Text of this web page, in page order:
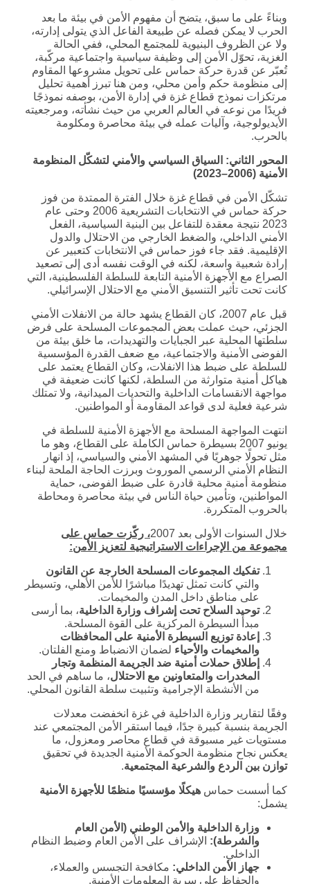
وبناءً على ما سبق، يتضح أن مفهوم الأمن في بيئة ما بعد
الحرب لا يمكن فصله عن طبيعة الفاعل الذي يتولى إدارته،
ولا عن الظروف البنيوية للمجتمع المحلي، ففي الحالة
الغزية، تحوّل الأمن إلى وظيفة سياسية واجتماعية مركّبة،
تُعبّر عن قدرة حركة حماس على تحويل مشروعها المقاوم
إلى منظومة حكم وأمن محلي، ومن هنا تبرز أهمية تحليل
مرتكزات نموذج قطاع غزة في إدارة الأمن، بوصفه نموذجًا
فريدًا من نوعه في العالم العربي من حيث نشأته، ومرجعيته
الأيديولوجية، وآليات عمله في بيئة محاصرة ومكلومة
بالحرب.
المحور الثاني: السياق السياسي والأمني لتشكّل المنظومة
الأمنية (2006–2023)
تشكّل الأمن في قطاع غزة خلال الفترة الممتدة من فوز
حركة حماس في الانتخابات التشريعية 2006 وحتى عام
2023 نتيجة معقدة للتفاعل بين البنية السياسية، الفعل
الأمني الداخلي، والضغط الخارجي من الاحتلال والدول
الإقليمية. فقد جاء فوز حماس في الانتخابات كتعبير عن
إرادة شعبية واسعة، لكنه في الوقت نفسه أدى إلى تصعيد
الصراع مع الأجهزة الأمنية التابعة للسلطة الفلسطينية، التي
كانت تحت تأثير التنسيق الأمني مع الاحتلال الإسرائيلي.
قبل عام 2007، كان القطاع يشهد حالة من الانفلات الأمني
الجزئي، حيث عملت بعض المجموعات المسلحة على فرض
سلطتها المحلية عبر الجبايات والتهديدات، ما خلق بيئة من
الفوضى الأمنية والاجتماعية، مع ضعف القدرة المؤسسية
للسلطة على ضبط هذا الانفلات، وكان القطاع يعتمد على
هياكل أمنية متوارثة من السلطة، لكنها كانت ضعيفة في
مواجهة الانقسامات الداخلية والتحديات الميدانية، ولا تمتلك
شرعية فعلية لدى قواعد المقاومة أو المواطنين.
انتهت المواجهة المسلحة مع الأجهزة الأمنية للسلطة في
يونيو 2007 بسيطرة حماس الكاملة على القطاع، وهو ما
مثل تحولًا جوهريًا في المشهد الأمني والسياسي، إذ انهار
النظام الأمني الرسمي الموروث وبرزت الحاجة الملحة لبناء
منظومة أمنية محلية قادرة على ضبط الفوضى، حماية
المواطنين، وتأمين حياة الناس في بيئة محاصرة ومحاطة
بالحروب المتكررة.
خلال السنوات الأولى بعد 2007
، ركّزت حماس على
مجموعة من الإجراءات الاستراتيجية لتعزيز الأمن:
تفكيك المجموعات المسلحة الخارجة عن القانون
والتي كانت تمثل تهديدًا مباشرًا للأمن الأهلي، وتسيطر
على مناطق داخل المدن والمخيمات.
توحيد السلاح تحت إشراف وزارة الداخلية، بما أرسى
مبدأ السيطرة المركزية على القوة المسلحة.
إعادة توزيع السيطرة الأمنية على المحافظات
والمخيمات والأحياء لضمان الانضباط ومنع الفلتان.
إطلاق حملات أمنية ضد الجريمة المنظمة وتجار
المخدرات والمتعاونين مع الاحتلال، ما ساهم في الحد
من الأنشطة الإجرامية وتثبيت سلطة القانون المحلي.
وفقًا لتقارير وزارة الداخلية في غزة انخفضت معدلات
الجريمة بنسبة كبيرة جدًا، فيما استقر الأمن المجتمعي عند
مستويات غير مسبوقة في قطاع محاصر ومعزول، ما
يعكس نجاح منظومة الحوكمة الأمنية الجديدة في تحقيق
توازن بين الردع والشرعية المجتمعية.
كما أسست حماس هيكلًا مؤسسيًا منظمًا للأجهزة الأمنية
يشمل:
وزارة الداخلية والأمن الوطني (الأمن العام
والشرطة): الإشراف على الأمن العام وضبط النظام
الداخلي.
جهاز الأمن الداخلي: مكافحة التجسس والعملاء،
والحفاظ على سرية المعلومات الأمنية.